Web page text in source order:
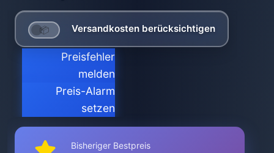
Versandkosten berücksichtigen
Preisfehler
melden
Preis-Alarm
setzen
Bisheriger Bestpreis